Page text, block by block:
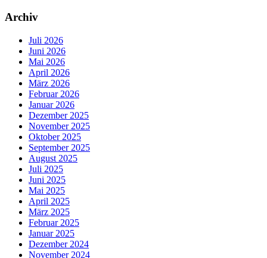
Archiv
Juli 2026
Juni 2026
Mai 2026
April 2026
März 2026
Februar 2026
Januar 2026
Dezember 2025
November 2025
Oktober 2025
September 2025
August 2025
Juli 2025
Juni 2025
Mai 2025
April 2025
März 2025
Februar 2025
Januar 2025
Dezember 2024
November 2024